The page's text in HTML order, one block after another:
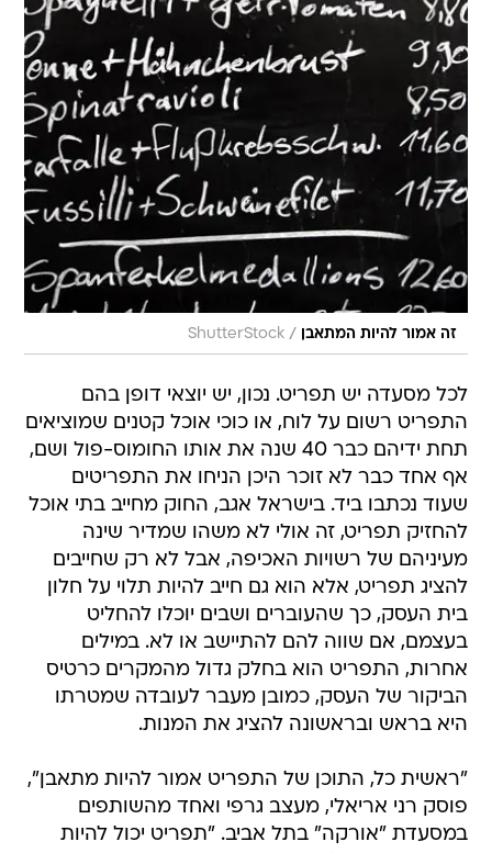
זה אמור להיות המתאבן /
ShutterStock
לכל מסעדה יש תפריט. נכון, יש יוצאי דופן בהם
התפריט רשום על לוח, או כוכי אוכל קטנים שמוציאים
תחת ידיהם כבר 40 שנה את אותו החומוס-פול ושם,
אף אחד כבר לא זוכר היכן הניחו את התפריטים
שעוד נכתבו ביד. בישראל אגב, החוק מחייב בתי אוכל
להחזיק תפריט, זה אולי לא משהו שמדיר שינה
מעיניהם של רשויות האכיפה, אבל לא רק שחייבים
להציג תפריט, אלא הוא גם חייב להיות תלוי על חלון
בית העסק, כך שהעוברים ושבים יוכלו להחליט
בעצמם, אם שווה להם להתיישב או לא. במילים
אחרות, התפריט הוא בחלק גדול מהמקרים כרטיס
הביקור של העסק, כמובן מעבר לעובדה שמטרתו
היא בראש ובראשונה להציג את המנות.
"ראשית כל, התוכן של התפריט אמור להיות מתאבן",
פוסק רני אריאלי, מעצב גרפי ואחד מהשותפים
במסעדת "אורקה" בתל אביב. "תפריט יכול להיות